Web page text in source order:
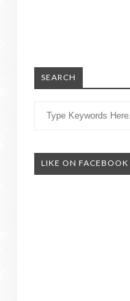
SEARCH
LIKE ON FACEBOOK